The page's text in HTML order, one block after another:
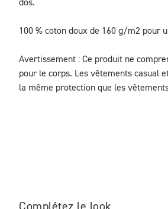
dos.
100 % coton doux de 160 g/m2 pour
Avertissement : Ce produit ne
pour le corps. Les vêtements casual
la même protection que les
Complétez le look